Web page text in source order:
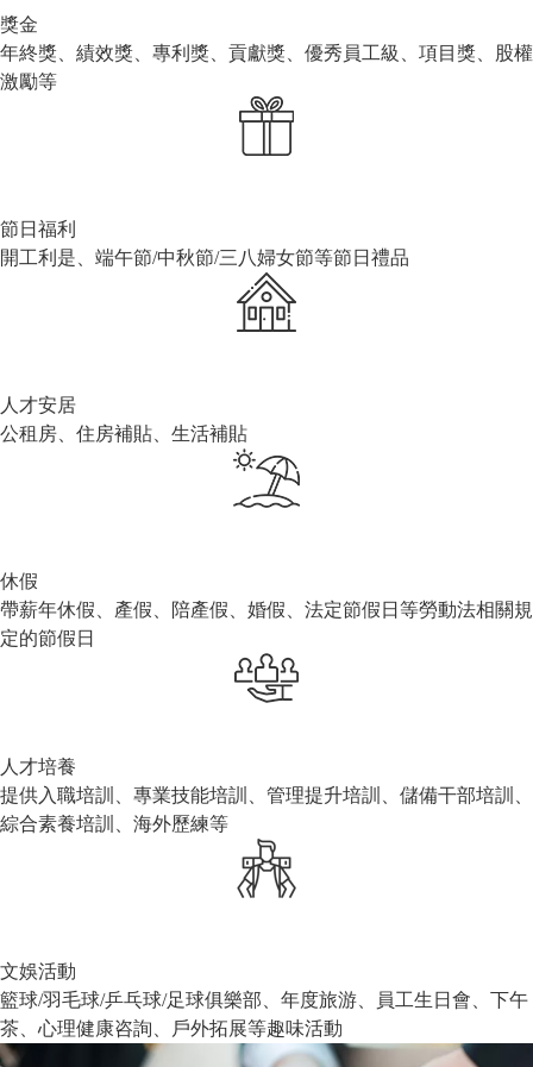
獎金
年終獎、績效獎、專利獎、貢獻獎、優秀員工級、項目獎、股權
激勵等
節日福利
開工利是、端午節/中秋節/三八婦女節等節日禮品
人才安居
公租房、住房補貼、生活補貼
休假
帶薪年休假、產假、陪產假、婚假、法定節假日等勞動法相關規
定的節假日
人才培養
提供入職培訓、專業技能培訓、管理提升培訓、儲備干部培訓、
綜合素養培訓、海外歷練等
文娛活動
籃球/羽毛球/乒乓球/足球俱樂部、年度旅游、員工生日會、下午
茶、心理健康咨詢、戶外拓展等趣味活動